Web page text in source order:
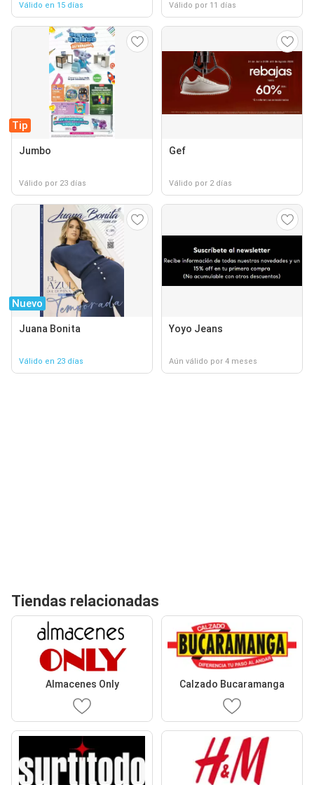
Válido en 15 días Válido por 11 días
Tip
Jumbo
Válido por 23 días
Gef
Válido por 2 días
Nuevo
Juana Bonita
Válido en 23 días
Yoyo Jeans
Aún válido por 4 meses
Tiendas relacionadas
Almacenes Only Calzado Bucaramanga